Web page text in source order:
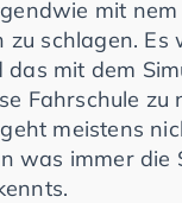
mit nem
zu schlagen. Es
das mit dem
Fahrschule zu
meistens
was immer die